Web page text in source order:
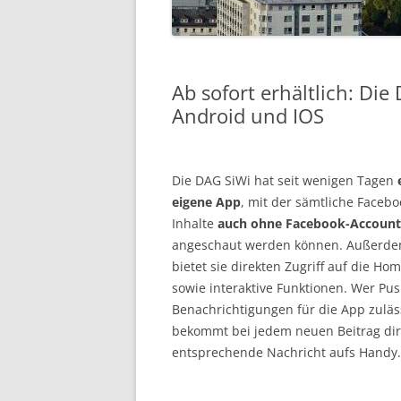
VORSTAND
Ab sofort erhältlich: Die
Android und IOS
Die DAG SiWi hat seit wenigen Tagen
eigene App, mit der sämtliche
Inhalte auch ohne Facebook-Account
angeschaut werden können.
bietet sie direkten Zugriff auf die
sowie interaktive Funktionen. Wer
Benachrichtigungen für die App
bekommt bei jedem neuen Beitrag
entsprechende Nachricht aufs Handy.